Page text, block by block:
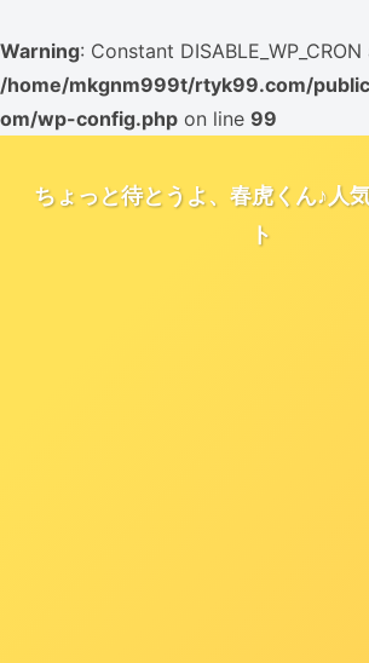
Warning: Constant
/home/mkgnm999t/rtyk99.com/
om/wp-config.php on line 99
ちょっと待とうよ、春虎くん♪人
ト